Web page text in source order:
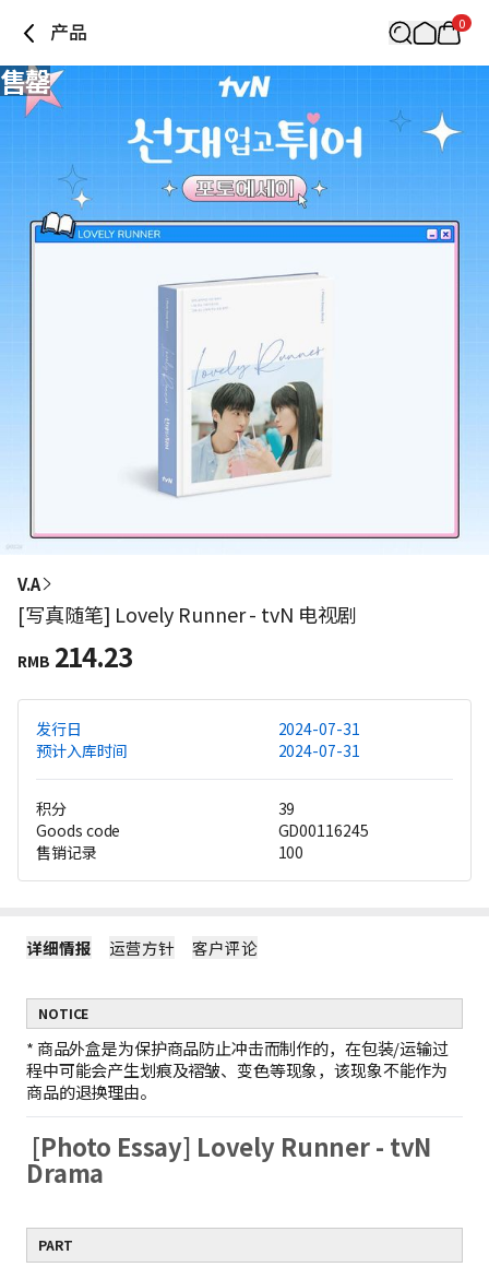
产品 0
售罄
V.A
[写真随笔] Lovely Runner - tvN 电视剧
RMB 214.23
发行日
2024-07-31
预计入库时间
2024-07-31
积分
39
Goods code
GD00116245
售销记录
100
详细情报 运营方针 客户评论
NOTICE
* 商品外盒是为保护商品防止冲击而制作的，在包装/运输过
程中可能会产生划痕及褶皱、变色等现象，该现象不能作为
商品的退换理由。
[Photo Essay] Lovely Runner - tvN
Drama
PART